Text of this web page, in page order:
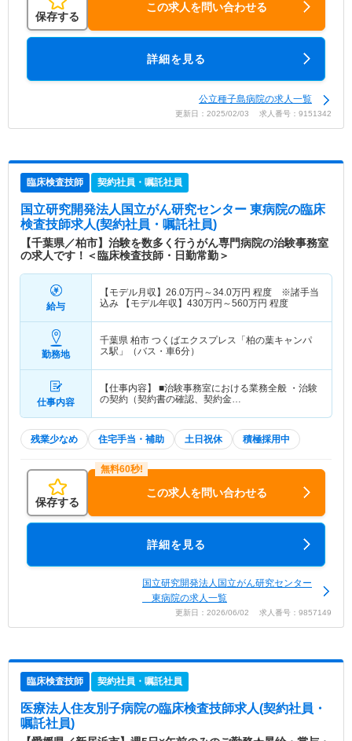
保存する
この求人を問い合わせる
詳細を見る
公立種子島病院の求人一覧
更新日：2025/02/03 求人番号：9151342
臨床検査技師 契約社員・嘱託社員
国立研究開発法人国立がん研究センター 東病院の臨床
検査技師求人(契約社員・嘱託社員)
【千葉県／柏市】治験を数多く行うがん専門病院の治験事務室
の求人です！＜臨床検査技師・日勤常勤＞
給与
【モデル月収】 26.0万円～34.0万円 程度 ※諸手当
込み 【モデル年収】 430万円～560万円 程度
勤務地
千葉県 柏市 つくばエクスプレス「柏の葉キャンパ
ス駅」（バス・車6分）
仕事内容
【仕事内容】 ■治験事務室における業務全般 ・治験
の契約（契約書の確認、契約金…
残業少なめ 住宅手当・補助 土日祝休 積極採用中
保存する
この求人を問い合わせる
詳細を見る
国立研究開発法人国立がん研究センター
東病院の求人一覧
更新日：2026/06/02 求人番号：9857149
臨床検査技師 契約社員・嘱託社員
医療法人住友別子病院の臨床検査技師求人(契約社員・
嘱託社員)